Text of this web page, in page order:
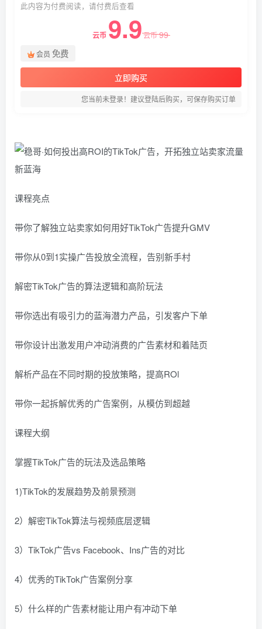
此内容为付费阅读，请付费后查看
云币 9.9云币99
会员 免费
立即购买
您当前未登录！建议登陆后购买，可保存购买订单
课程亮点
带你了解独立站卖家如何用好TikTok广告提升GMV
带你从0到1实操广告投放全流程，告别新手村
解密TikTok广告的算法逻辑和高阶玩法
带你选出有吸引力的蓝海潜力产品，引发客户下单
带你设计出激发用户冲动消费的广告素材和着陆页
解析产品在不同时期的投放策略，提高ROl
带你一起拆解优秀的广告案例，从模仿到超越
课程大纲
掌握TikTok广告的玩法及选品策略
1)TikTok的发展趋势及前景预测
2）解密TikTok算法与视频底层逻辑
3）TikTok广告vs Facebook、Ins广告的对比
4）优秀的TikTok广告案例分享
5）什么样的广告素材能让用户有冲动下单